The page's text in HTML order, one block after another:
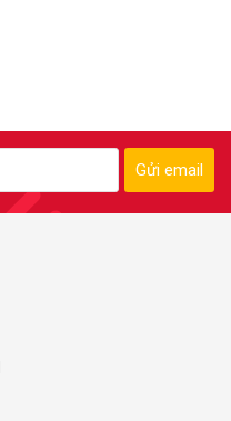
Gửi email